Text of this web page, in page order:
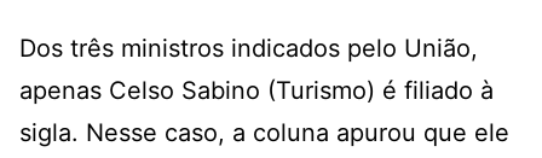
Dos três ministros indicados pelo União,
apenas Celso Sabino (Turismo) é filiado à
sigla. Nesse caso, a coluna apurou que ele